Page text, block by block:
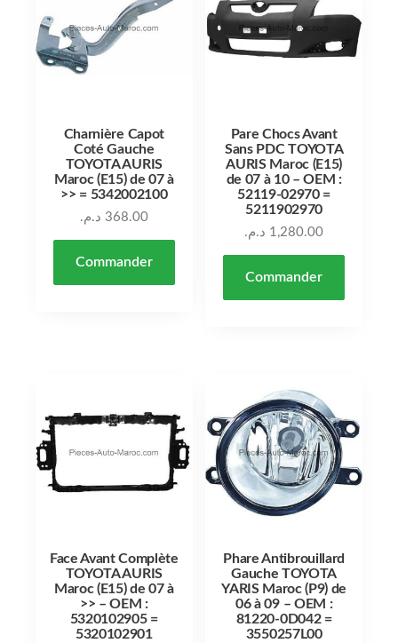
Charnière Capot
Coté Gauche
TOYOTA AURIS
Maroc (E15) de 07 à
>> = 5342002100
368.00 د.م.
Commander
Pare Chocs Avant
Sans PDC TOYOTA
AURIS Maroc (E15)
de 07 à 10 – OEM :
52119-02970 =
5211902970
1,280.00 د.م.
Commander
Face Avant Complète
TOYOTA AURIS
Maroc (E15) de 07 à
>> – OEM :
5320102905 =
5320102901
Phare Antibrouillard
Gauche TOYOTA
YARIS Maroc (P9) de
06 à 09 – OEM :
81220-0D042 =
3550257L00